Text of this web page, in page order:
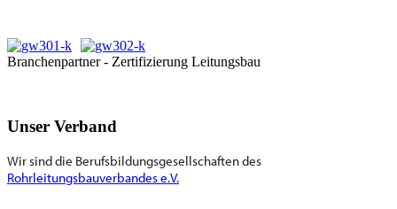
Branchenpartner - Zertifizierung Leitungsbau
Unser Verband
Wir sind die Berufsbildungsgesellschaften des
Rohrleitungsbauverbandes e.V.